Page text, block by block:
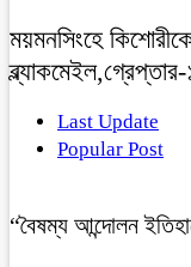
ময়মনসিংহে
ব্ল্যাকমেইল,গ্রেপ্তার-
Last Update
Popular Post
“বৈষম্য আন্দোলন